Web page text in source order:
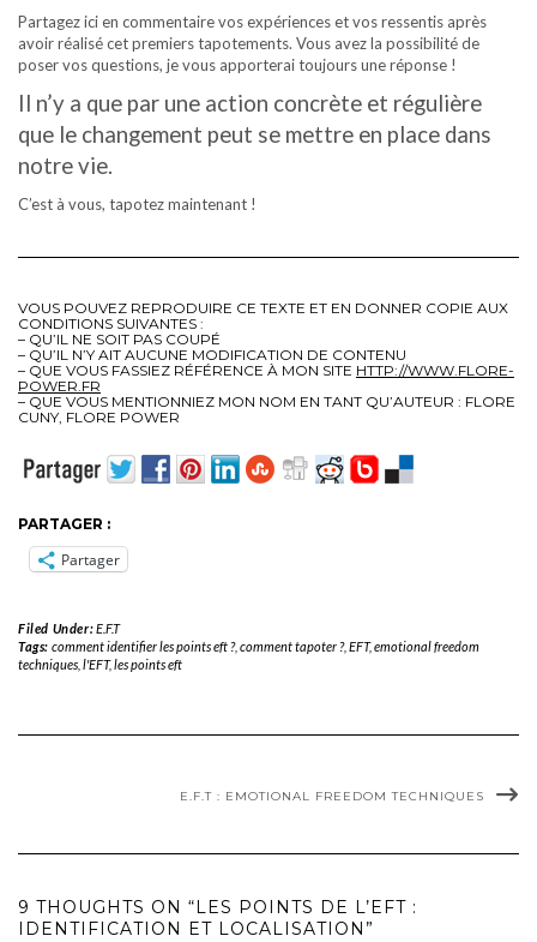
Partagez ici en commentaire vos expériences et vos ressentis après
avoir réalisé cet premiers tapotements. Vous avez la possibilité de
poser vos questions, je vous apporterai toujours une réponse !
Il n’y a que par une action concrète et régulière
que le changement peut se mettre en place dans
notre vie.
C’est à vous, tapotez maintenant !
VOUS POUVEZ REPRODUIRE CE TEXTE ET EN DONNER COPIE AUX
CONDITIONS SUIVANTES :
– QU’IL NE SOIT PAS COUPÉ
– QU’IL N’Y AIT AUCUNE MODIFICATION DE CONTENU
– QUE VOUS FASSIEZ RÉFÉRENCE À MON SITE HTTP://WWW.FLORE-
POWER.FR
– QUE VOUS MENTIONNIEZ MON NOM EN TANT QU’AUTEUR : FLORE
CUNY, FLORE POWER
PARTAGER :
Partager
Filed Under:E.F.T
Tags: comment identifier les points eft ?, comment tapoter ?, EFT,emotional freedom
techniques l'EFT,les points eft
E.F.T : EMOTIONAL FREEDOM TECHNIQUES
9 THOUGHTS ON “LES POINTS DE L’EFT :
IDENTIFICATION ET LOCALISATION”